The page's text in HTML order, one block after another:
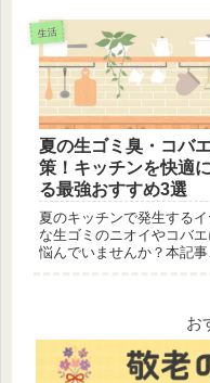
「和洋折衷」な暮らしの裏
を、詳しくご紹介します。
生活
夏の生ゴミ臭・コバ
策！キッチンを快適
る最強おすすめ3選
夏のキッチンで発生するイ
な生ゴミのニオイやコバエ
悩んでいませんか？本記事
今すぐ実践できるキッチ
生対策グッズ厳選3選をベ
ィットを交えて徹底解説
す！
お